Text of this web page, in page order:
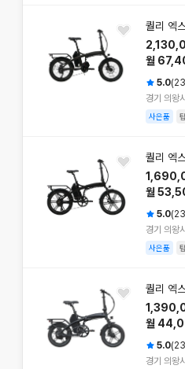
퀄리 엑
월
5.0
경기 의왕
사은품
퀄리 엑
월
5.0
경기 의왕
사은품
퀄리 엑
월
5.0
경기 의왕